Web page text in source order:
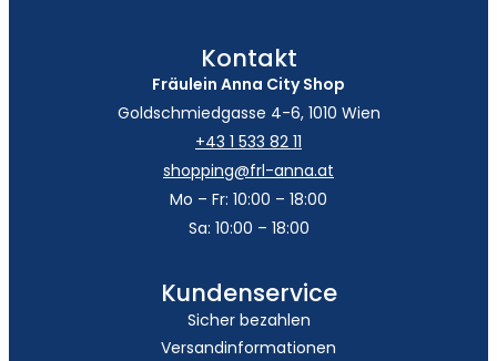
Kontakt
Fräulein Anna City Shop
Goldschmiedgasse 4-6, 1010 Wien
+43 1 533 82 11
shopping@frl-anna.at
Mo – Fr: 10:00 – 18:00
Sa: 10:00 – 18:00
Kundenservice
Sicher bezahlen
Versandinformationen